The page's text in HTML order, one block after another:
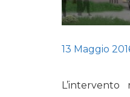
13 Maggio
L’intervento